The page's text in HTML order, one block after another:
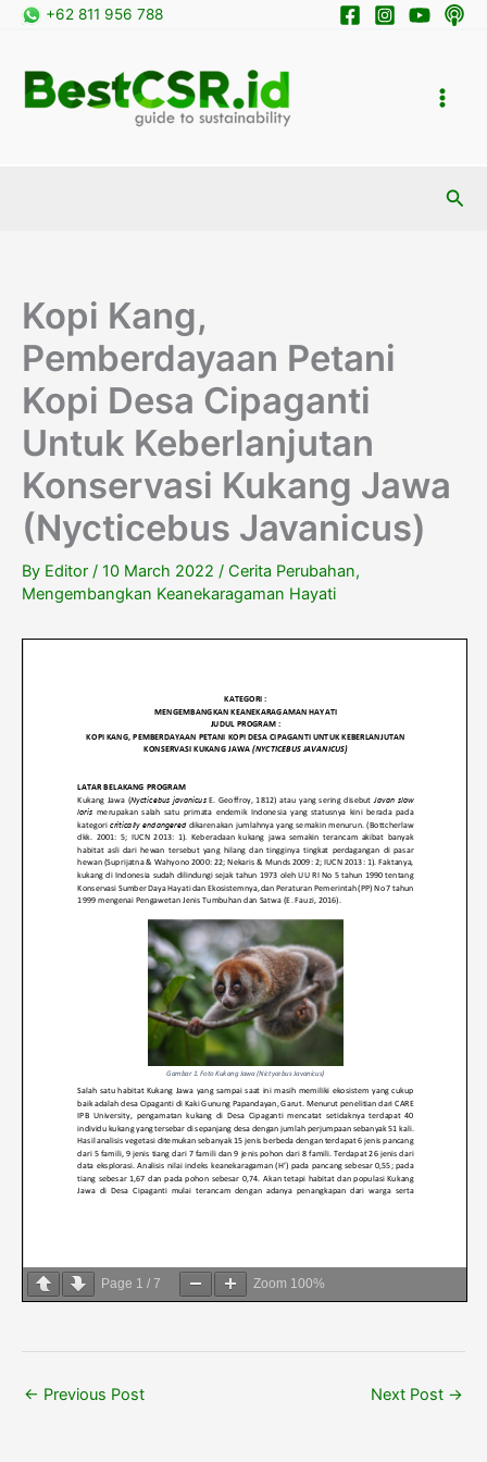
Skip
+62 811 956 788
Kopi Kang,
Pemberdayaan Petani
Kopi Desa Cipaganti
Untuk Keberlanjutan
Konservasi Kukang Jawa
(Nycticebus Javanicus)
By Editor / 10 March 2022 / Cerita Perubahan,
Mengembangkan Keanekaragaman Hayati
Page 1 / 7 Zoom 100%
← Previous Post Next Post →